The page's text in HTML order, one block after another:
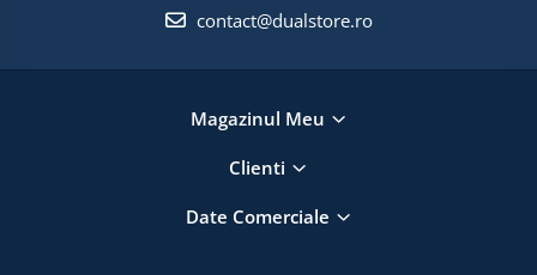
contact@dualstore.ro
Magazinul Meu
Clienti
Date Comerciale